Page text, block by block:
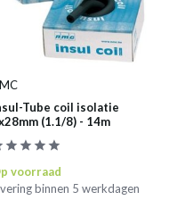
Tube coil isolatie
(1.1/8) - 14m
voorraad
binnen 5 werkdagen